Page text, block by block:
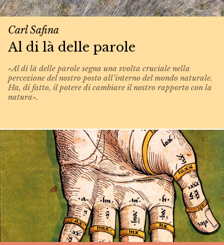
Carl Safina
Al di là delle parole
«Al di là delle parole segna una svolta cruciale nella
percezione del nostro posto all’interno del mondo naturale.
Ha, di fatto, il potere di cambiare il nostro rapporto con la
natura».